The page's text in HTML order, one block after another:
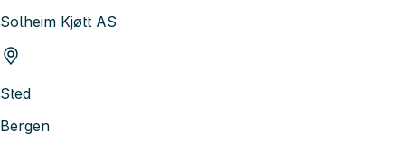
Solheim Kjøtt AS
Sted
Bergen